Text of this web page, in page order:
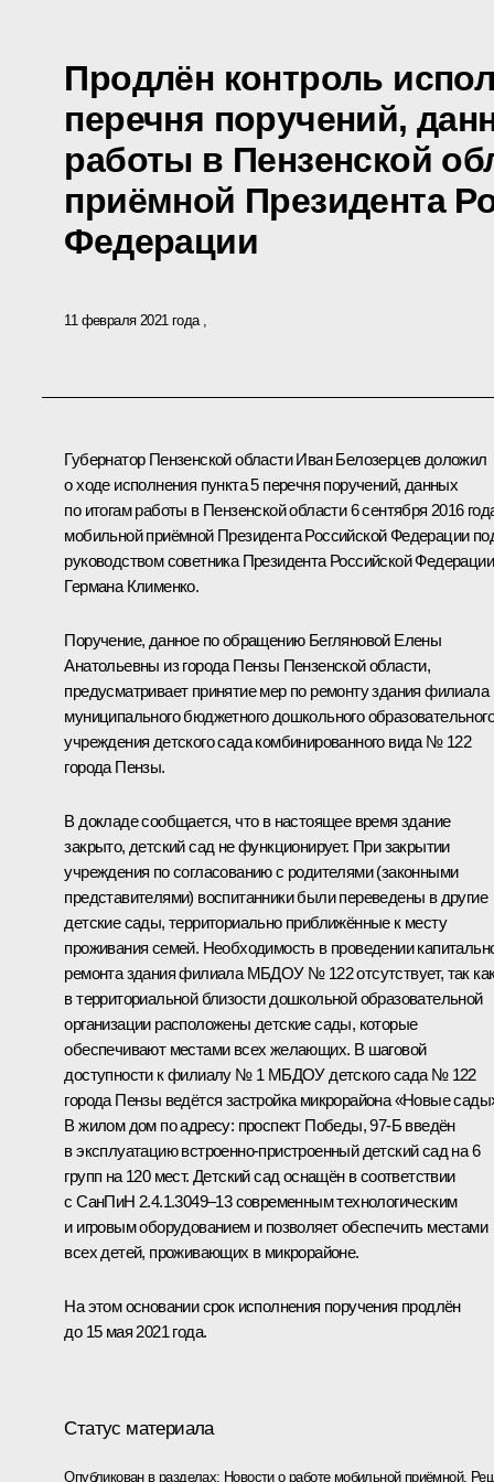
Продлён контроль
перечня поручений,
работы в Пензенской
приёмной Президента
Федерации
11 февраля 2021 года
Губернатор Пензенской области Иван Белозерцев доложил
о ходе исполнения пункта 5 перечня поручений, данных
по итогам работы в Пензенской области 6 сентября 2016
мобильной приёмной Президента Российской Федерации
руководством советника Президента Российской Федерации
Германа Клименко.
Поручение, данное по обращению Бегляновой Елены
Анатольевны из города Пензы Пензенской области,
предусматривает принятие мер по ремонту здания филиала
муниципального бюджетного дошкольного образовательного
учреждения детского сада комбинированного вида № 122
города Пензы.
В докладе сообщается, что в настоящее время здание
закрыто, детский сад не функционирует. При закрытии
учреждения по согласованию с родителями (законными
представителями) воспитанники были переведены в другие
детские сады, территориально приближённые к месту
проживания семей. Необходимость в проведении
ремонта здания филиала МБДОУ № 122 отсутствует, так
в территориальной близости дошкольной образовательной
организации расположены детские сады, которые
обеспечивают местами всех желающих. В шаговой
доступности к филиалу № 1 МБДОУ детского сада № 122
города Пензы ведётся застройка микрорайона «Новые
В жилом дом по адресу: проспект Победы, 97-Б введён
в эксплуатацию встроенно-пристроенный детский сад на 6
групп на 120 мест. Детский сад оснащён в соответствии
с СанПиН 2.4.1.3049–13 современным технологическим
и игровым оборудованием и позволяет обеспечить местами
всех детей, проживающих в микрорайоне.
На этом основании срок исполнения поручения продлён
до 15 мая 2021 года.
Статус материала
Опубликован в разделах: Новости о работе мобильной приёмной,